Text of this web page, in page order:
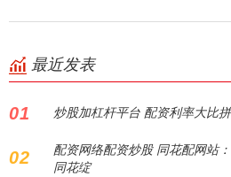
最近发表
01 炒股加杠杆平台 配资利率大比
02
配资网络配资炒股 同花配网站
同花绽